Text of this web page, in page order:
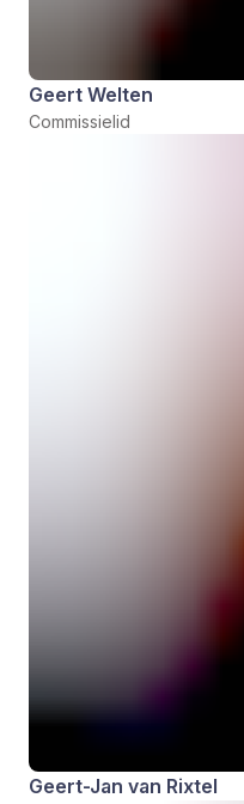
Geert Welten
Commissielid
Geert-Jan van Rixtel